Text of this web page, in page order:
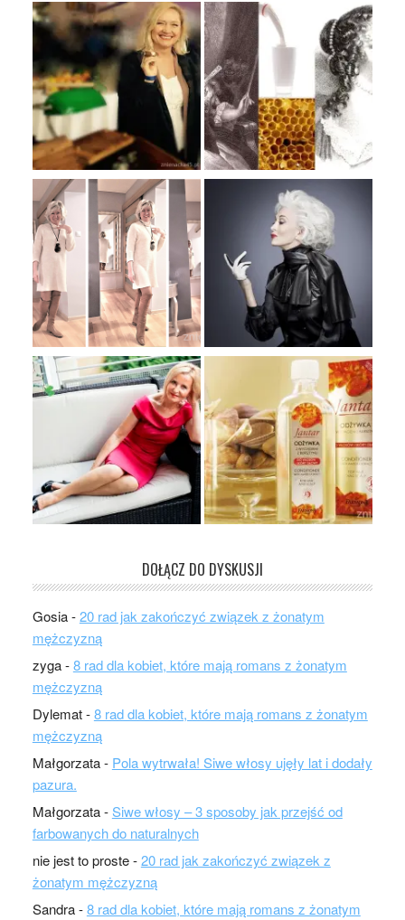
DOŁĄCZ DO DYSKUSJI
Gosia-20 rad jak zakończyć związek z żonatym
mężczyzną
zyga-8 rad dla kobiet, które mają romans z żonatym
mężczyzną
Dylemat-8 rad dla kobiet, które mają romans z żonatym
mężczyzną
Małgorzata- Pola wytrwała! Siwe włosy ujęły lat i dodały
pazura.
Małgorzata-Siwe włosy – 3 sposoby jak przejść od
farbowanych do naturalnych
nie jest to proste-20 rad jak zakończyć związek z
żonatym mężczyzną
Sandra-8 rad dla kobiet, które mają romans z żonatym